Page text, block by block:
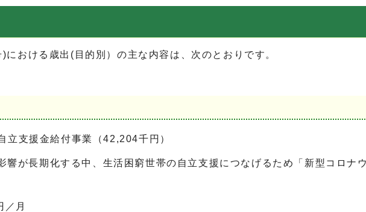
おける歳出(目的別）の主な内容は、次のとおりです。
立支援金給付事業（42,204千円）
が長期化する中、生活困窮世帯の自立支援につなげるため「新型コロナ
月